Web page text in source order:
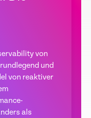
von
und
von reaktiver
als